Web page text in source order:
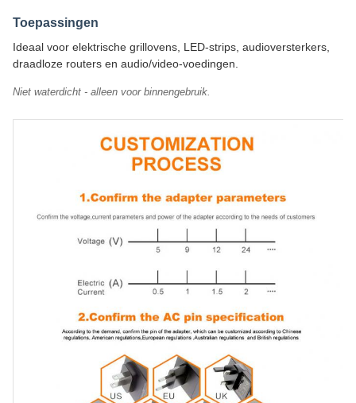
Toepassingen
Ideaal voor elektrische grillovens, LED-strips, audioversterkers,
draadloze routers en audio/video-voedingen.
Niet waterdicht - alleen voor binnengebruik.